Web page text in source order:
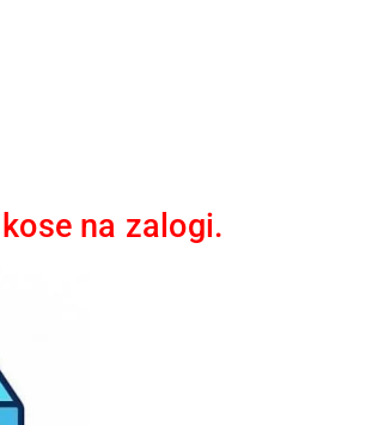
na zalogi.